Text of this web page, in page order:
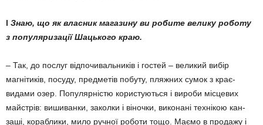
l Знаю, що як власник ма­газину ви робите велику роботу
з популяризації Ша­цького краю.
– Так, до послуг відпочи­ва­льників і гостей – великий вибір
магнітиків, посуду, предметів побуту, пляжних сумок з кра­є­
видами озер. Популярністю ко­ристуються і вироби місцевих
майстрів: вишиванки, заколки і віночки, виконані технікою кан­
заші, кораблики, мило ручної ро­боти тощо. Маємо в продажу і